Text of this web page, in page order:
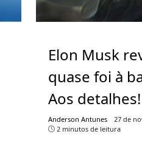
Elon Musk
quase foi à
Aos detalhes!
Anderson Antunes
27 de
2 minutos de leitura